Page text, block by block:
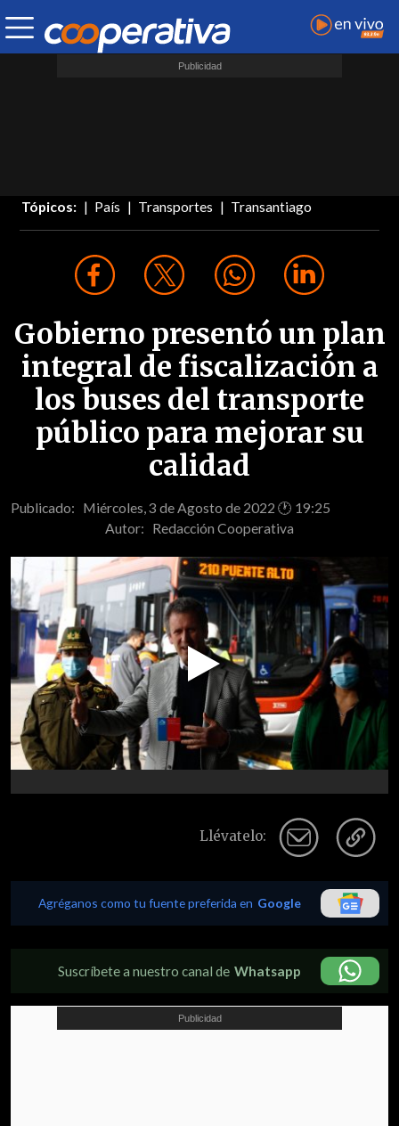
Tópicos: País Transportes Transantiago
Gobierno presentó un plan
integral de fiscalización a
los buses del transporte
público para mejorar su
calidad
Publicado: Miércoles, 3 de Agosto de 2022 🕐 19:25
Autor: Redacción Cooperativa
Play
Video
Llévatelo:
Agréganos como tu fuente preferida en Google
Suscríbete a nuestro canal de Whatsapp